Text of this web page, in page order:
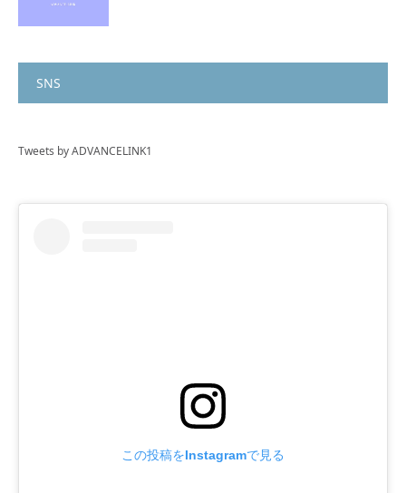
SNS
Tweets by ADVANCELINK1
この投稿をInstagramで見る